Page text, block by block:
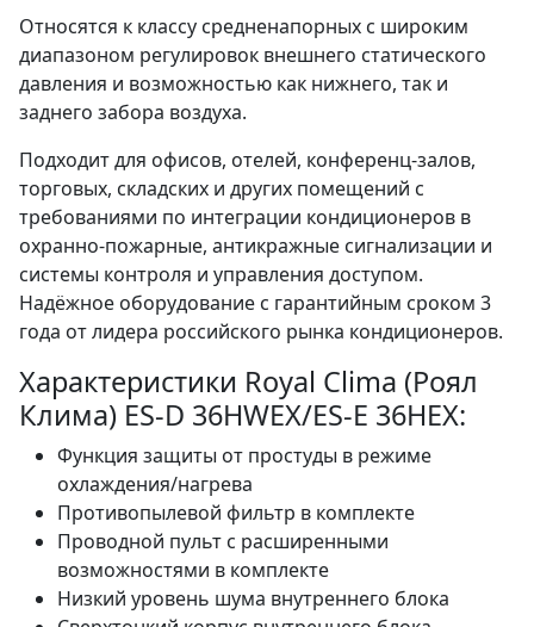
Относятся к классу средненапорных с широким
диапазоном регулировок внешнего статического
давления и возможностью как нижнего, так и
заднего забора воздуха.
Подходит для офисов, отелей, конференц-залов,
торговых, складских и других помещений с
требованиями по интеграции кондиционеров в
охранно-пожарные, антикражные сигнализации и
системы контроля и управления доступом.
Надёжное оборудование с гарантийным сроком 3
года от лидера российского рынка кондиционеров.
Характеристики Royal Clima (Роял
Клима) ES-D 36HWEX/ES-E 36HEX:
Функция защиты от простуды в режиме
охлаждения/нагрева
Противопылевой фильтр в комплекте
Проводной пульт с расширенными
возможностями в комплекте
Низкий уровень шума внутреннего блока